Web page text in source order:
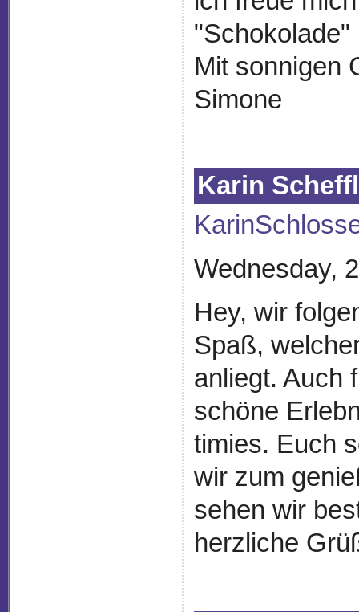
"Schokolade"
Mit sonnigen
Simone
Karin
Wednesday,
Hey, wir
Spaß,
anliegt. Auch
schöne
timies. Euch
wir zum
sehen wir
herzliche